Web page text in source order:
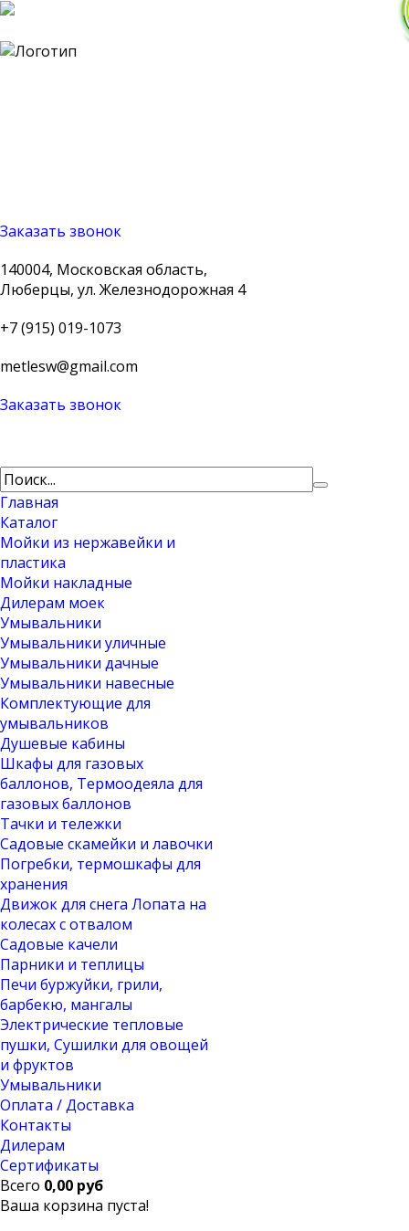
Заказать звонок
140004, Московская область,
Люберцы, ул. Железнодорожная 4
+7 (915) 019-1073
metlesw@gmail.com
Заказать звонок
Главная
Каталог
Мойки из нержавейки и
пластика
Мойки накладные
Дилерам моек
Умывальники
Умывальники уличные
Умывальники дачные
Умывальники навесные
Комплектующие для
умывальников
Душевые кабины
Шкафы для газовых
баллонов, Термоодеяла для
газовых баллонов
Тачки и тележки
Садовые скамейки и лавочки
Погребки, термошкафы для
хранения
Движок для снега Лопата на
колесах с отвалом
Садовые качели
Парники и теплицы
Печи буржуйки, грили,
барбекю, мангалы
Электрические тепловые
пушки, Сушилки для овощей
и фруктов
Умывальники
Оплата / Доставка
Контакты
Дилерам
Сертификаты
Всего 0,00 руб
Ваша корзина пуста!